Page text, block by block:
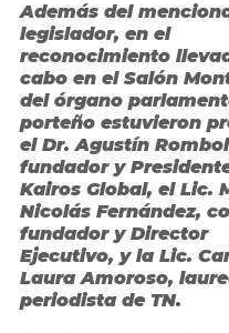
Además del
legislador, en el
reconocimiento
cabo en el Salón
del órgano
porteño estuvieron
el Dr. Agustín
fundador y
Kairos Global, el Lic.
Nicolás Fernández,
fundador y Director
Ejecutivo, y la Lic.
Laura Amoroso,
periodista de TN.